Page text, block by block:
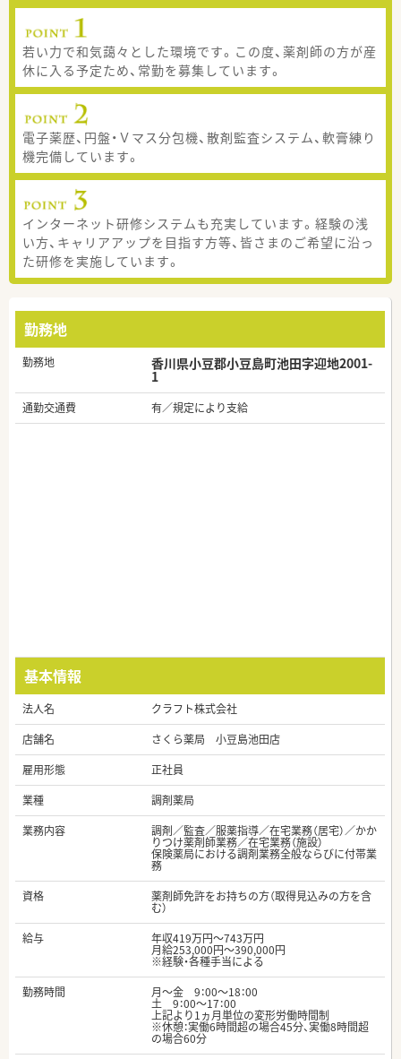
若い力で和気藹々とした環境です。この度、薬剤師の方が産
休に入る予定ため、常勤を募集しています。
電子薬歴、円盤・Ｖマス分包機、散剤監査システム、軟膏練り
機完備しています。
インターネット研修システムも充実しています。経験の浅
い方、キャリアアップを目指す方等、皆さまのご希望に沿っ
た研修を実施しています。
勤務地
勤務地 香川県小豆郡小豆島町池田字迎地2001-
1
通勤交通費 有／規定により支給
基本情報
法人名
クラフト株式会社
店舗名
さくら薬局 小豆島池田店
雇用形態
正社員
業種
調剤薬局
業務内容
調剤／監査／服薬指導／在宅業務（居宅）／かか
りつけ薬剤師業務／在宅業務（施設）
保険薬局における調剤業務全般ならびに付帯業
務
資格
薬剤師免許をお持ちの方（取得見込みの方を含
む）
給与
年収419万円～743万円
月給253,000円～390,000円
※経験・各種手当による
勤務時間
月～金 9：00～18：00
土 9：00～17：00
上記より1ヵ月単位の変形労働時間制
※休憩：実働6時間超の場合45分、実働8時間超
の場合60分